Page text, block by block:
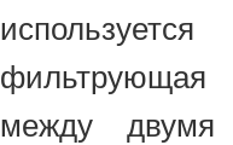
между двумя